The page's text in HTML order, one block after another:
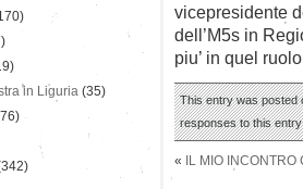
vicepresidente
dell’M5s in
piu’ in quel
This entry was posted
responses to this
« IL MIO
in Liguria (35)